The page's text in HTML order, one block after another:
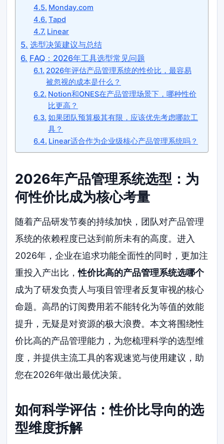
Monday.com
Tapd
Linear
选型决策建议与总结
FAQ：2026年工具选型常见问题
2026年评估产品管理系统的性价比，最容易
被忽视的成本是什么？
Notion和ONES在产品管理场景下，哪种性价
比更高？
如果团队预算极其有限，应该优先考虑哪款工
具？
Linear适合作为企业级核心产品管理系统吗？
2026年产品管理系统选型：为
何性价比成为核心考量
随着产品研发节奏的持续加快，团队对产品管理
系统的依赖程度已达到前所未有的高度。进入
2026年，企业在追求功能全面性的同时，更加注
重投入产出比，性价比高的产品管理系统选哪个
成为了研发负责人与项目管理者反复审视的核心
命题。高昂的订阅费用若不能转化为等值的效能
提升，无疑是对资源的极大浪费。本文将围绕性
价比高的产品管理能力，为您梳理科学的选型维
度，并提供主流工具的客观速览与使用建议，助
您在2026年做出最优决策。
如何科学评估：性价比导向的选
型维度拆解